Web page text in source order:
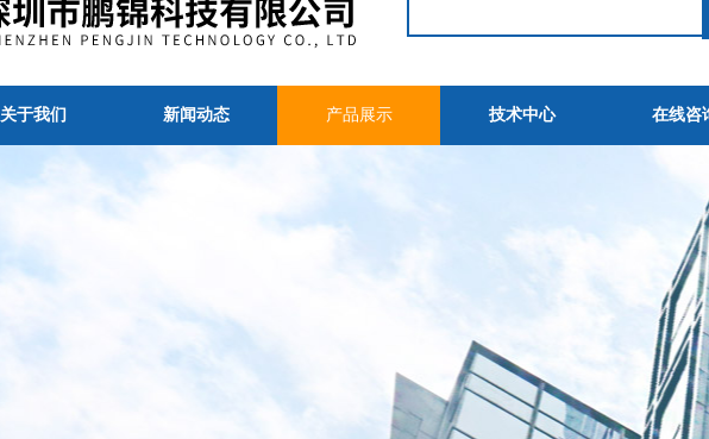
关于我们 新闻动态 产品展示 技术中心 在线咨